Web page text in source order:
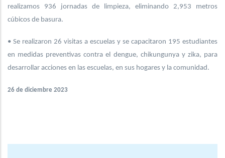
realizamos 936 jornadas de limpieza, eliminando 2,953 metros
cúbicos de basura.
• Se realizaron 26 visitas a escuelas y se capacitaron 195 estudiantes
en medidas preventivas contra el dengue, chikungunya y zika, para
desarrollar acciones en las escuelas, en sus hogares y la comunidad.
26 de diciembre 2023